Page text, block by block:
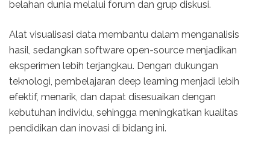
belahan dunia melalui forum dan grup diskusi.
Alat visualisasi data membantu dalam menganalisis
hasil, sedangkan software open-source menjadikan
eksperimen lebih terjangkau. Dengan dukungan
teknologi, pembelajaran deep learning menjadi lebih
efektif, menarik, dan dapat disesuaikan dengan
kebutuhan individu, sehingga meningkatkan kualitas
pendidikan dan inovasi di bidang ini.